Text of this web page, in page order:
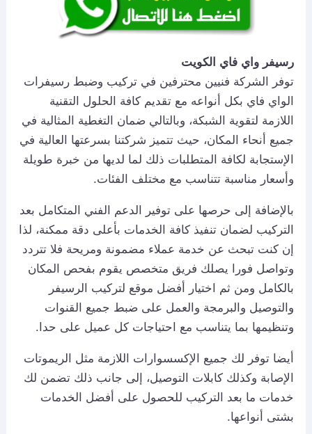
رسيفر واي فاي الكويت
توفر الشركة فنيين محترفين في تركيب وضبط رسيفرات
الواي فاي بكل أنواعه مع تقديم كافة الحلول التقنية
اللازمة لتقوية الشبكة، وبالتالي ضمان التغطية المثالية في
جميع أنحاء المكان، حيث تتميز شركتنا بسرعتها العالية في
الإستجابة لكافة المتطلبات ذلك لما لديها من خبرة طويلة
وأسعار مناسبة تتناسب مع مختلف الفئات.
بالإضافة إلى حرصها على توفير الدعم الفني المتكامل بعد
التركيب لضمان تنفيذ كافة الخدمات بأعلى دقة ممكنة، لذا
إن كنت تبحث عن خدمة عملاء مضمونة ومريحة فلا تتردد
وتواصل فورا يصلك فريق متخصص يقوم بفحص المكان
بالكامل ومن ثم اختيار أفضل موقع لتركيب الرسيفر
والتوصيل والبرمجة والعمل على ضبط جميع القنوات
وتنظيمها بما يتناسب مع احتياجات كل عميل على حدا.
أيضا توفر لك جميع الإكسسوارات اللازمة مثل الريموتات
الإصابة وكذلك كابلات التوصيل، إلى جانب ذلك تضمن لك
خدمات ما بعد التركيب للحصول على أفضل الخدمات
بشتى أنواعها.